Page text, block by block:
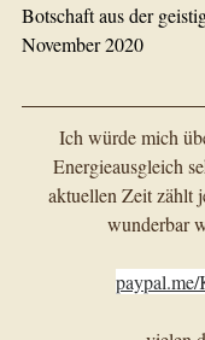
Botschaft aus der
November 2020
Ich würde mich
Energieausgleich
aktuellen Zeit zählt
wunderbar